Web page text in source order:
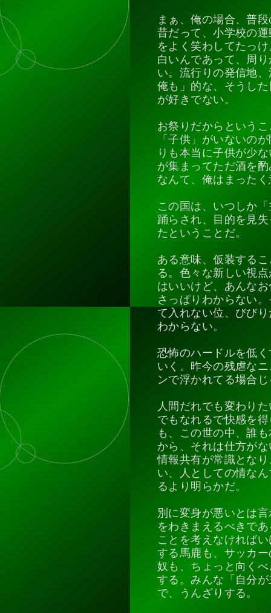
まぁ、俺の場合、普
昔だって、小学校の
をよく笑わしてたっ
白いんであって、周
い。流行りの発信地
俺も」的な、そうし
が好きでない。
お祭りだからという
「子供」がいないの
りも本当に子供が少
が集まってただ酒を
なんて、俺はまった
この国は、いつしか
踊らされ、目的を見
たということだ。
ある意味、仮装する
る。色々な新しい視
はいいけど、あんな
さっぱりわからない
て入れない位、びび
わからない。
恐怖のハードルを低
いく。昨今の残虐な
ンで浮かれてる場合
人間だれでも変わり
でもなれるで快感を
も、この世の中、誰
から、それは仕方が
情報共有が常識とな
い、人としての情な
るより明らかだ。
別に変身が悪いとは
をわきまえるべきで
ことを考えなければ
する馬鹿も、サッカ
奴も、ちょっと向く
する。みんな「自分
で、うんざりする。